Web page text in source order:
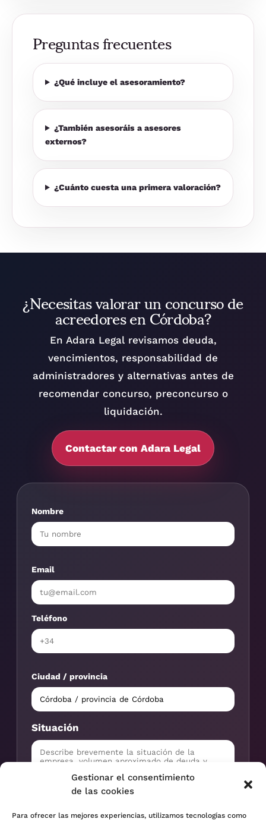
Gestionar el consentimiento
de las cookies
Para ofrecer las mejores experiencias, utilizamos tecnologías como
Preguntas frecuentes
¿Qué incluye el asesoramiento?
¿También asesoráis a asesores
externos?
¿Cuánto cuesta una primera valoración?
¿Necesitas valorar un concurso de
acreedores en Córdoba?
En Adara Legal revisamos deuda,
vencimientos, responsabilidad de
administradores y alternativas antes de
recomendar concurso, preconcurso o
liquidación.
Contactar con Adara Legal
Nombre
Email
Teléfono
Ciudad / provincia
Situación
Solicitar valoración